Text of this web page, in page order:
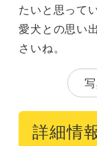
たいと思って
愛犬との思い
さいね。
詳細情